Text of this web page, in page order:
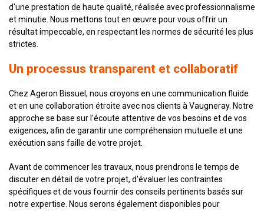
d'une prestation de haute qualité, réalisée avec professionnalisme
et minutie. Nous mettons tout en œuvre pour vous offrir un
résultat impeccable, en respectant les normes de sécurité les plus
strictes.
Un processus transparent et collaboratif
Chez Ageron Bissuel, nous croyons en une communication fluide
et en une collaboration étroite avec nos clients à Vaugneray. Notre
approche se base sur l'écoute attentive de vos besoins et de vos
exigences, afin de garantir une compréhension mutuelle et une
exécution sans faille de votre projet.
Avant de commencer les travaux, nous prendrons le temps de
discuter en détail de votre projet, d'évaluer les contraintes
spécifiques et de vous fournir des conseils pertinents basés sur
notre expertise. Nous serons également disponibles pour